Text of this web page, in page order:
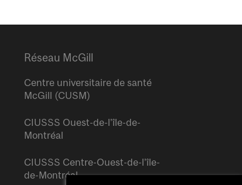
Réseau McGill
Centre universitaire de santé
McGill (CUSM)
CIUSSS Ouest-de-l’île-de-
Montréal
CIUSSS Centre-Ouest-de-l’île-
de-Montréal